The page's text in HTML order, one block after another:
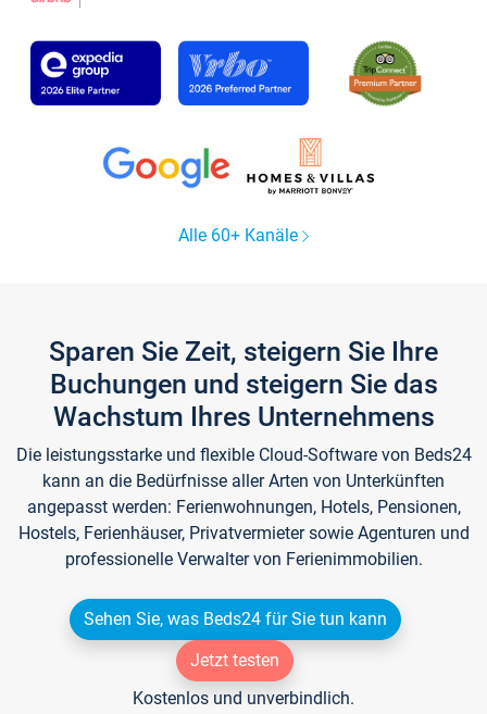
Alle 60+ Kanäle
Sparen Sie Zeit, steigern Sie Ihre
Buchungen und steigern Sie das
Wachstum Ihres Unternehmens
Die leistungsstarke und flexible Cloud-Software von Beds24
kann an die Bedürfnisse aller Arten von Unterkünften
angepasst werden: Ferienwohnungen, Hotels, Pensionen,
Hostels, Ferienhäuser, Privatvermieter sowie Agenturen und
professionelle Verwalter von Ferienimmobilien.
Sehen Sie, was Beds24 für Sie tun kann
Jetzt testen
Kostenlos und unverbindlich.